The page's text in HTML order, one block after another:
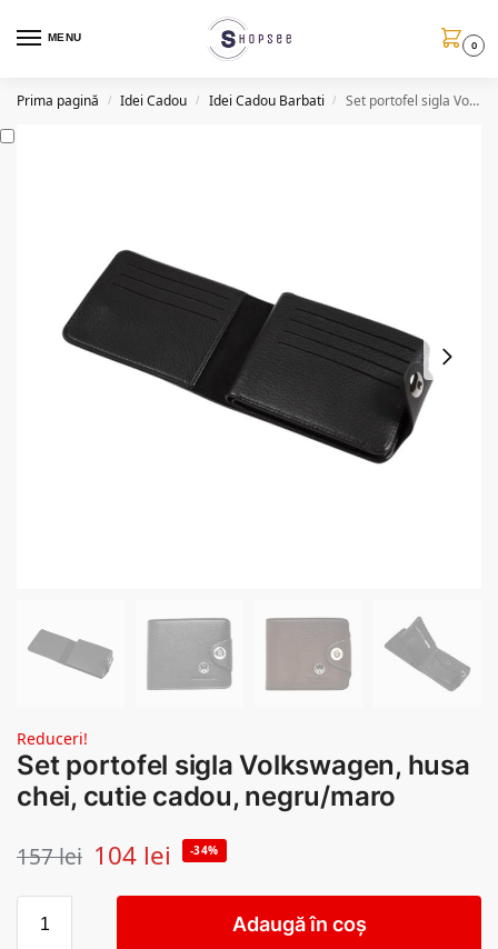
MENU
0
Prima pagină / Idei Cadou / Idei Cadou Barbati / Set portofel sigla Volkswagen, husa chei, cutie cadou, negru/maro
Reduceri!
Set portofel sigla Volkswagen, husa
chei, cutie cadou, negru/maro
157lei 104 lei -34%
Adaugă în coș